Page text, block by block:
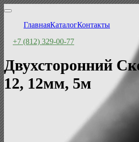
ГлавнаяКаталогКонтакты
+7 (812) 329-00-77
Двухсторонний
12, 12мм, 5м